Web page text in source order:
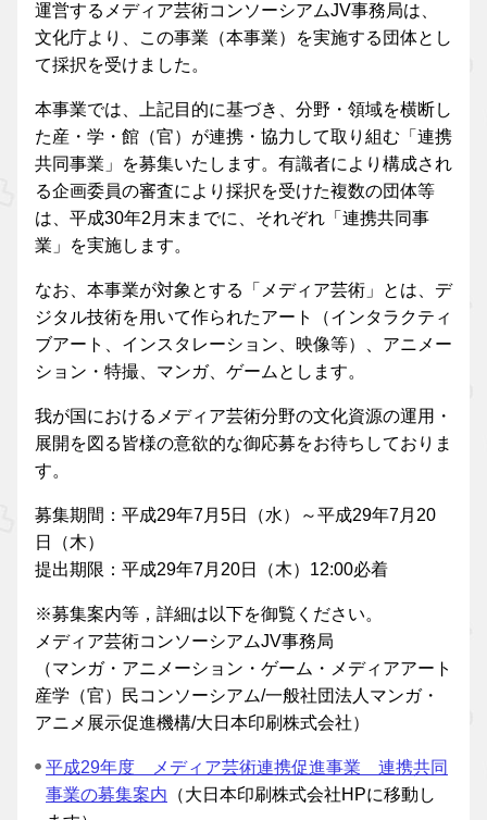
運営するメディア芸術コンソーシアムJV事務局は、
文化庁より、この事業（本事業）を実施する団体とし
て採択を受けました。
本事業では、上記目的に基づき、分野・領域を横断し
た産・学・館（官）が連携・協力して取り組む「連携
共同事業」を募集いたします。有識者により構成され
る企画委員の審査により採択を受けた複数の団体等
は、平成30年2月末までに、それぞれ「連携共同事
業」を実施します。
なお、本事業が対象とする「メディア芸術」とは、デ
ジタル技術を用いて作られたアート（インタラクティ
ブアート、インスタレーション、映像等）、アニメー
ション・特撮、マンガ、ゲームとします。
我が国におけるメディア芸術分野の文化資源の運用・
展開を図る皆様の意欲的な御応募をお待ちしておりま
す。
募集期間：平成29年7月5日（水）～平成29年7月20
日（木）
提出期限：平成29年7月20日（木）12:00必着
※募集案内等，詳細は以下を御覧ください。
メディア芸術コンソーシアムJV事務局
（マンガ・アニメーション・ゲーム・メディアアート
産学（官）民コンソーシアム/一般社団法人マンガ・
アニメ展示促進機構/大日本印刷株式会社）
平成29年度 メディア芸術連携促進事業 連携共同
事業の募集案内 （大日本印刷株式会社HPに移動し